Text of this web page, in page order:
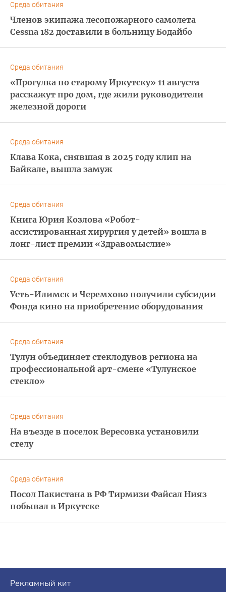
Среда обитания
Членов экипажа лесопожарного самолета
Cessna 182 доставили в больницу Бодайбо
Среда обитания
«Прогулка по старому Иркутску» 11 августа
расскажут про дом, где жили руководители
железной дороги
Среда обитания
Клава Кока, снявшая в 2025 году клип на
Байкале, вышла замуж
Среда обитания
Книга Юрия Козлова «Робот-
ассистированная хирургия у детей» вошла в
лонг-лист премии «Здравомыслие»
Среда обитания
Усть-Илимск и Черемхово получили субсидии
Фонда кино на приобретение оборудования
Среда обитания
Тулун объединяет стеклодувов региона на
профессиональной арт-смене «Тулунское
стекло»
Среда обитания
На въезде в поселок Вересовка установили
стелу
Среда обитания
Посол Пакистана в РФ Тирмизи Файсал Нияз
побывал в Иркутске
Рекламный кит